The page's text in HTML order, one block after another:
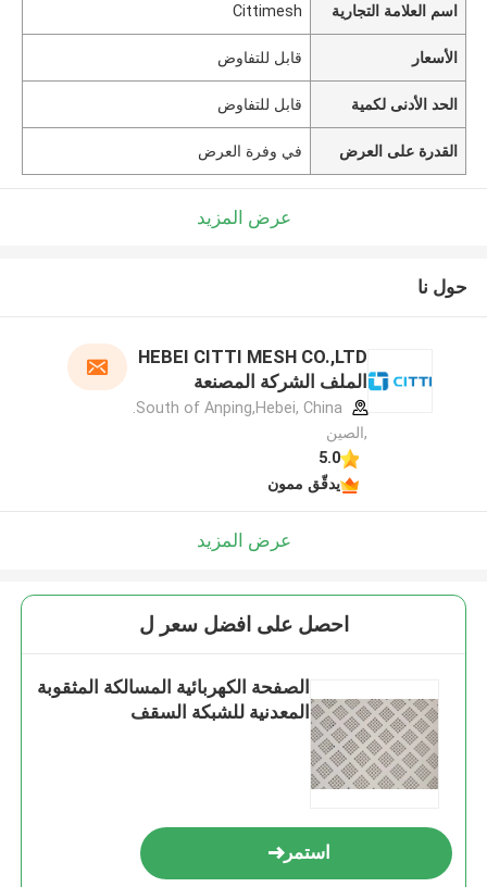
اسم العلامة التجارية Cittimesh
الأسعار قابل للتفاوض
الحد الأدنى لكمية قابل للتفاوض
القدرة على العرض في وفرة العرض
عرض المزيد
حول نا
HEBEI CITTI MESH CO.,LTD
الملف الشركة المصنعة
,الصين
5.0
يدقّق ممون
عرض المزيد
احصل على افضل سعر ل
الصفحة الكهربائية المسالكة المثقوبة
المعدنية للشبكة السقف
استمر